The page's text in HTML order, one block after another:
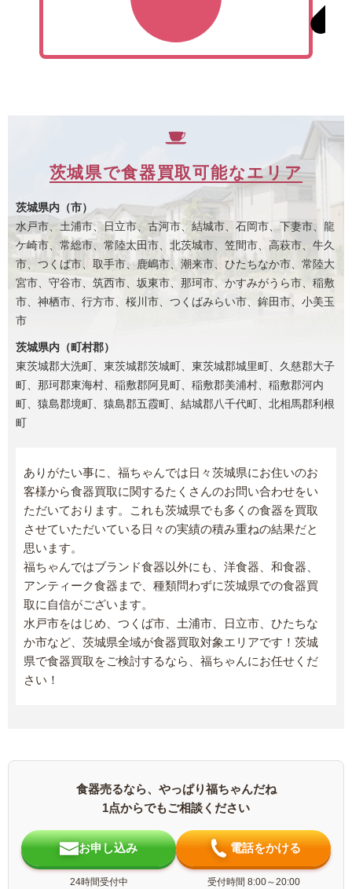
茨城県で食器買取可能なエリア
茨城県内（市）
水戸市、土浦市、日立市、古河市、結城市、石岡市、下妻市、龍
ケ崎市、常総市、常陸太田市、北茨城市、笠間市、高萩市、牛久
市、つくば市、取手市、鹿嶋市、潮来市、ひたちなか市、常陸大
宮市、守谷市、筑西市、坂東市、那珂市、かすみがうら市、稲敷
市、神栖市、行方市、桜川市、つくばみらい市、鉾田市、小美玉
市
茨城県内（町村郡）
東茨城郡大洗町、東茨城郡茨城町、東茨城郡城里町、久慈郡大子
町、那珂郡東海村、稲敷郡阿見町、稲敷郡美浦村、稲敷郡河内
町、猿島郡境町、猿島郡五霞町、結城郡八千代町、北相馬郡利根
町
ありがたい事に、福ちゃんでは日々茨城県にお住いのお
客様から食器買取に関するたくさんのお問い合わせをい
ただいております。これも茨城県でも多くの食器を買取
させていただいている日々の実績の積み重ねの結果だと
思います。
福ちゃんではブランド食器以外にも、洋食器、和食器、
アンティーク食器まで、種類問わずに茨城県での食器買
取に自信がございます。
水戸市をはじめ、つくば市、土浦市、日立市、ひたちな
か市など、茨城県全域が食器買取対象エリアです！茨城
県で食器買取をご検討するなら、福ちゃんにお任せくだ
さい！
食器売るなら、やっぱり福ちゃんだね
1点からでもご相談ください
お申し込み
24時間受付中
電話をかける
受付時間 8:00～20:00